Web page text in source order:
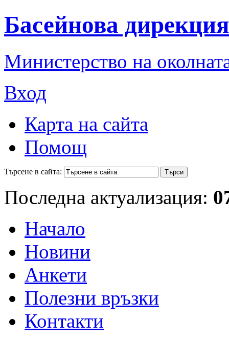
Басейнова
Министерство на
Вход
Карта на сайта
Помощ
Търсене в сайта:
Последна актуализация:
Начало
Новини
Анкети
Полезни връзки
Контакти